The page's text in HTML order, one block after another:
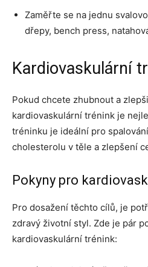
Zaměřte se na jednu
dřepy, bench press,
Kardiovaskulární
Pokud chcete zhubnout a
kardiovaskulární trénink je
tréninku je ideální pro
cholesterolu v těle a zlepšení
Pokyny pro
Pro dosažení těchto cílů, je
zdravý životní styl. Zde je pár
kardiovaskulární trénink: